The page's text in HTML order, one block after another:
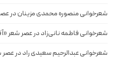
شعرخوانی منصوره محمدی مزینان در
شعرخوانی فاطمه نانی‌زاد در عصر شعر
شعرخوانی عبدالرحیم سعیدی راد در